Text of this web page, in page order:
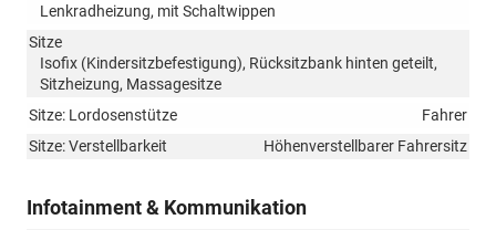
Lenkradheizung, mit Schaltwippen
Sitze
Isofix (Kindersitzbefestigung), Rücksitzbank hinten geteilt,
Sitzheizung, Massagesitze
Sitze: Lordosenstütze
Fahrer
Sitze: Verstellbarkeit
Höhenverstellbarer Fahrersitz
Infotainment & Kommunikation